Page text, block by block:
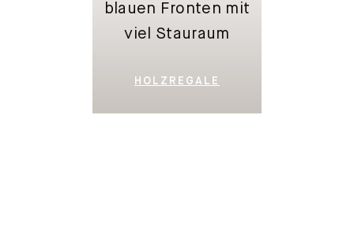
HOLZREGALE